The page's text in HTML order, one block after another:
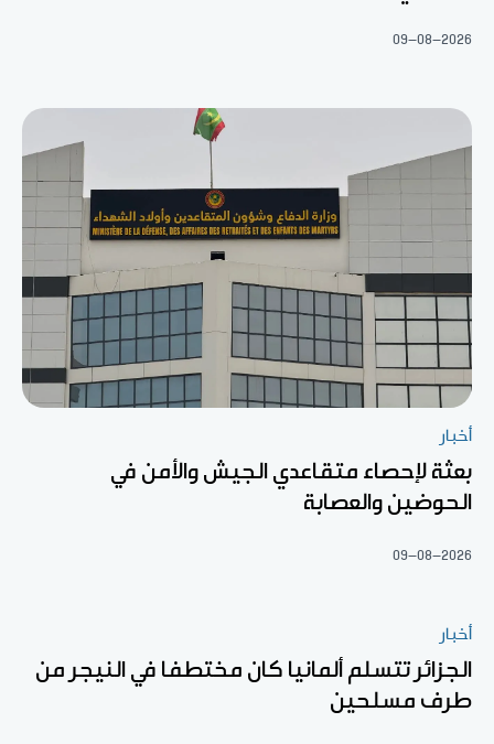
09-08-2026
أخبار
بعثة لإحصاء متقاعدي الجيش والأمن في
الحوضين والعصابة
09-08-2026
أخبار
الجزائر تتسلم ألمانيا كان مختطفا في النيجر من
طرف مسلحين